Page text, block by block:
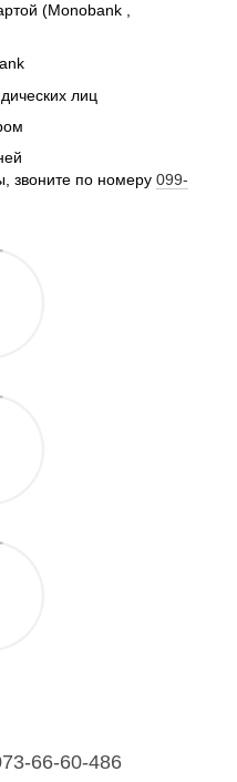
(Monobank ,
лиц
звоните по номеру 099-
66-60-486